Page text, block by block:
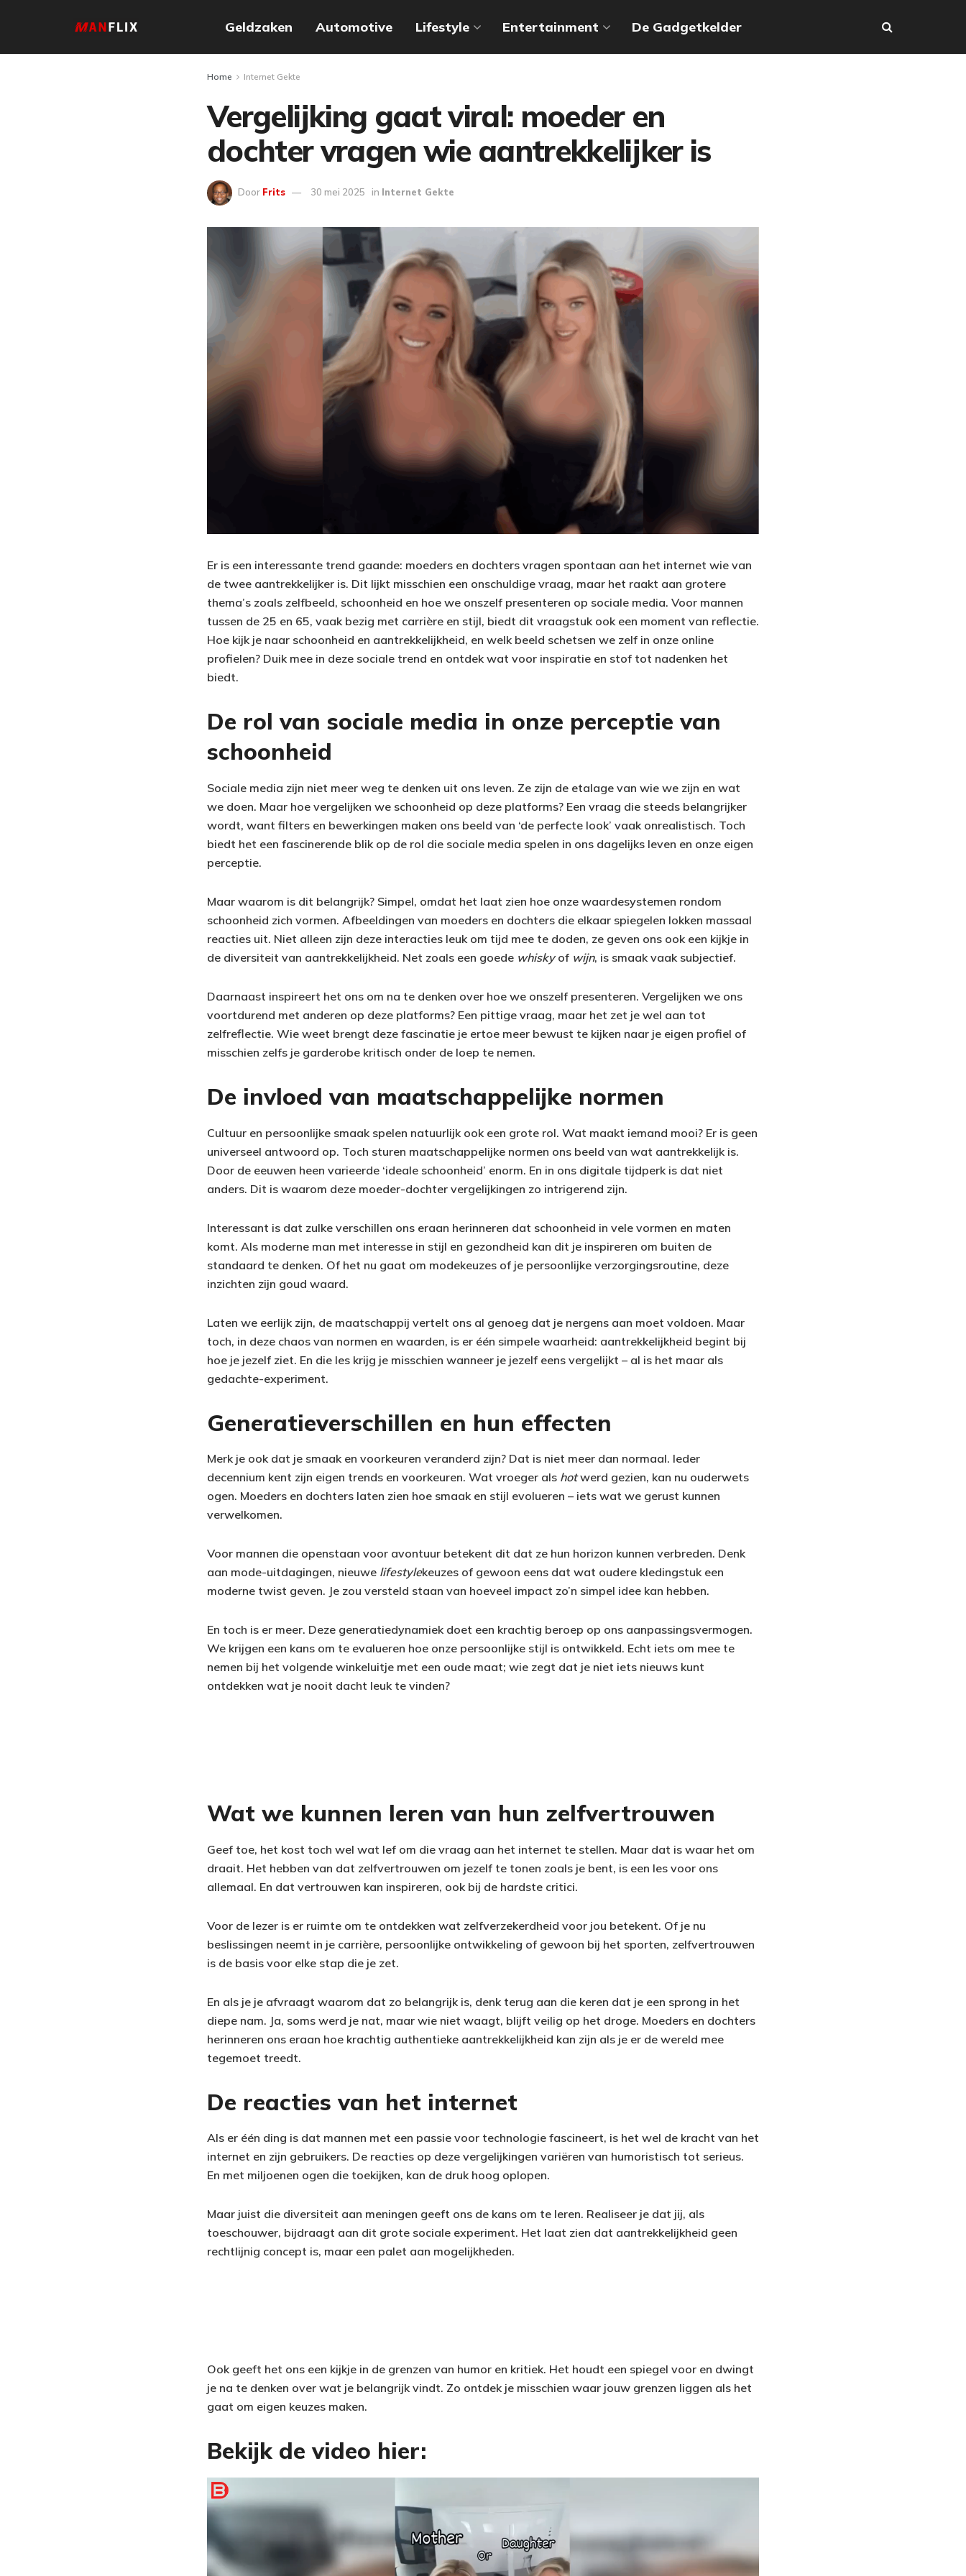
Geldzaken Automotive Lifestyle Entertainment De Gadgetkelder
Home Internet Gekte
Vergelijking gaat viral: moeder en
dochter vragen wie aantrekkelijker is
Door Frits 30 mei 2025 in Internet Gekte
Er is een interessante trend gaande: moeders en dochters vragen spontaan aan het internet wie van
de twee aantrekkelijker is. Dit lijkt misschien een onschuldige vraag, maar het raakt aan grotere
thema’s zoals zelfbeeld, schoonheid en hoe we onszelf presenteren op sociale media. Voor mannen
tussen de 25 en 65, vaak bezig met carrière en stijl, biedt dit vraagstuk ook een moment van reflectie.
Hoe kijk je naar schoonheid en aantrekkelijkheid, en welk beeld schetsen we zelf in onze online
profielen? Duik mee in deze sociale trend en ontdek wat voor inspiratie en stof tot nadenken het
biedt.
De rol van sociale media in onze perceptie van
schoonheid
Sociale media zijn niet meer weg te denken uit ons leven. Ze zijn de etalage van wie we zijn en wat
we doen. Maar hoe vergelijken we schoonheid op deze platforms? Een vraag die steeds belangrijker
wordt, want filters en bewerkingen maken ons beeld van ‘de perfecte look’ vaak onrealistisch. Toch
biedt het een fascinerende blik op de rol die sociale media spelen in ons dagelijks leven en onze eigen
perceptie.
Maar waarom is dit belangrijk? Simpel, omdat het laat zien hoe onze waardesystemen rondom
schoonheid zich vormen. Afbeeldingen van moeders en dochters die elkaar spiegelen lokken massaal
reacties uit. Niet alleen zijn deze interacties leuk om tijd mee te doden, ze geven ons ook een kijkje in
de diversiteit van aantrekkelijkheid. Net zoals een goede whiskyof wijn, is smaak vaak subjectief.
Daarnaast inspireert het ons om na te denken over hoe we onszelf presenteren. Vergelijken we ons
voortdurend met anderen op deze platforms? Een pittige vraag, maar het zet je wel aan tot
zelfreflectie. Wie weet brengt deze fascinatie je ertoe meer bewust te kijken naar je eigen profiel of
misschien zelfs je garderobe kritisch onder de loep te nemen.
De invloed van maatschappelijke normen
Cultuur en persoonlijke smaak spelen natuurlijk ook een grote rol. Wat maakt iemand mooi? Er is geen
universeel antwoord op. Toch sturen maatschappelijke normen ons beeld van wat aantrekkelijk is.
Door de eeuwen heen varieerde ‘ideale schoonheid’ enorm. En in ons digitale tijdperk is dat niet
anders. Dit is waarom deze moeder-dochter vergelijkingen zo intrigerend zijn.
Interessant is dat zulke verschillen ons eraan herinneren dat schoonheid in vele vormen en maten
komt. Als moderne man met interesse in stijl en gezondheid kan dit je inspireren om buiten de
standaard te denken. Of het nu gaat om modekeuzes of je persoonlijke verzorgingsroutine, deze
inzichten zijn goud waard.
Laten we eerlijk zijn, de maatschappij vertelt ons al genoeg dat je nergens aan moet voldoen. Maar
toch, in deze chaos van normen en waarden, is er één simpele waarheid: aantrekkelijkheid begint bij
hoe je jezelf ziet. En die les krijg je misschien wanneer je jezelf eens vergelijkt – al is het maar als
gedachte-experiment.
Generatieverschillen en hun effecten
Merk je ook dat je smaak en voorkeuren veranderd zijn? Dat is niet meer dan normaal. Ieder
decennium kent zijn eigen trends en voorkeuren. Wat vroeger als hotwerd gezien, kan nu ouderwets
ogen. Moeders en dochters laten zien hoe smaak en stijl evolueren – iets wat we gerust kunnen
verwelkomen.
Voor mannen die openstaan voor avontuur betekent dit dat ze hun horizon kunnen verbreden. Denk
aan mode-uitdagingen, nieuwe lifestylekeuzes of gewoon eens dat wat oudere kledingstuk een
moderne twist geven. Je zou versteld staan van hoeveel impact zo’n simpel idee kan hebben.
En toch is er meer. Deze generatiedynamiek doet een krachtig beroep op ons aanpassingsvermogen.
We krijgen een kans om te evalueren hoe onze persoonlijke stijl is ontwikkeld. Echt iets om mee te
nemen bij het volgende winkeluitje met een oude maat; wie zegt dat je niet iets nieuws kunt
ontdekken wat je nooit dacht leuk te vinden?
Wat we kunnen leren van hun zelfvertrouwen
Geef toe, het kost toch wel wat lef om die vraag aan het internet te stellen. Maar dat is waar het om
draait. Het hebben van dat zelfvertrouwen om jezelf te tonen zoals je bent, is een les voor ons
allemaal. En dat vertrouwen kan inspireren, ook bij de hardste critici.
Voor de lezer is er ruimte om te ontdekken wat zelfverzekerdheid voor jou betekent. Of je nu
beslissingen neemt in je carrière, persoonlijke ontwikkeling of gewoon bij het sporten, zelfvertrouwen
is de basis voor elke stap die je zet.
En als je je afvraagt waarom dat zo belangrijk is, denk terug aan die keren dat je een sprong in het
diepe nam. Ja, soms werd je nat, maar wie niet waagt, blijft veilig op het droge. Moeders en dochters
herinneren ons eraan hoe krachtig authentieke aantrekkelijkheid kan zijn als je er de wereld mee
tegemoet treedt.
De reacties van het internet
Als er één ding is dat mannen met een passie voor technologie fascineert, is het wel de kracht van het
internet en zijn gebruikers. De reacties op deze vergelijkingen variëren van humoristisch tot serieus.
En met miljoenen ogen die toekijken, kan de druk hoog oplopen.
Maar juist die diversiteit aan meningen geeft ons de kans om te leren. Realiseer je dat jij, als
toeschouwer, bijdraagt aan dit grote sociale experiment. Het laat zien dat aantrekkelijkheid geen
rechtlijnig concept is, maar een palet aan mogelijkheden.
Ook geeft het ons een kijkje in de grenzen van humor en kritiek. Het houdt een spiegel voor en dwingt
je na te denken over wat je belangrijk vindt. Zo ontdek je misschien waar jouw grenzen liggen als het
gaat om eigen keuzes maken.
Bekijk de video hier: